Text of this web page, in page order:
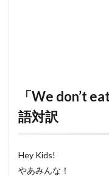
「We don’t
語対訳
Hey Kids!
やあみんな！